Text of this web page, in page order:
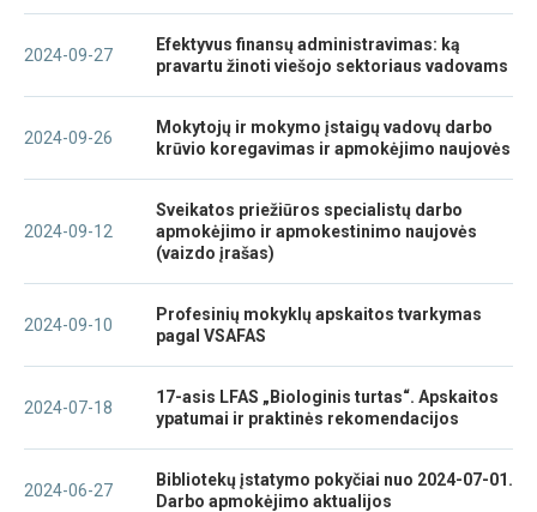
2024-09-27
Efektyvus finansų administravimas: ką
pravartu žinoti viešojo sektoriaus vadovams
2024-09-26
Mokytojų ir mokymo įstaigų vadovų darbo
krūvio koregavimas ir apmokėjimo naujovės
2024-09-12
Sveikatos priežiūros specialistų darbo
apmokėjimo ir apmokestinimo naujovės
(vaizdo įrašas)
2024-09-10
Profesinių mokyklų apskaitos tvarkymas
pagal VSAFAS
2024-07-18
17-asis LFAS „Biologinis turtas“. Apskaitos
ypatumai ir praktinės rekomendacijos
2024-06-27
Bibliotekų įstatymo pokyčiai nuo 2024-07-01.
Darbo apmokėjimo aktualijos